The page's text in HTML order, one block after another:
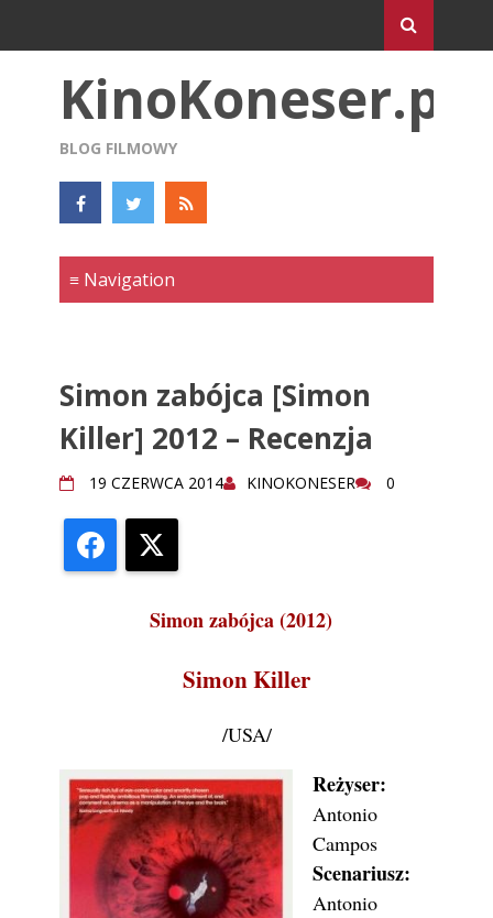
KinoKoneser.pl
BLOG FILMOWY
Simon zabójca [Simon
Killer] 2012 – Recenzja
19 CZERWCA 2014 KINOKONESER 0
Facebook
Simon zabójca (2012)
Simon Killer
/USA/
Reżyser:
Antonio
Campos
Scenariusz:
Antonio